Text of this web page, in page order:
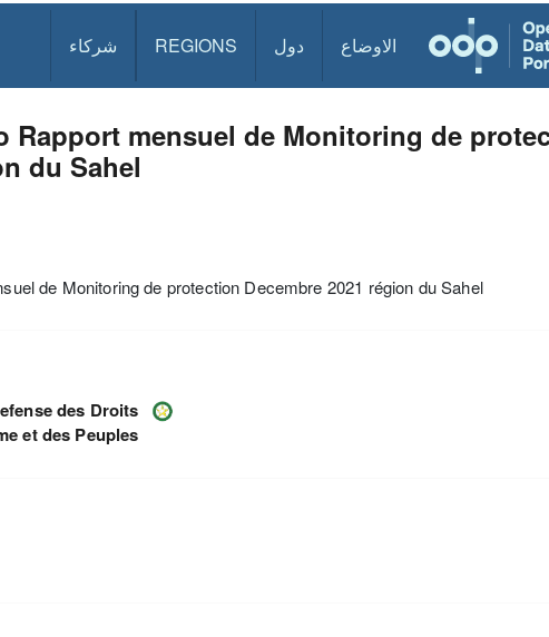
الاوضاع دول REGIONS شركاء
Rapport mensuel de Monitoring de
du Sahel
de Monitoring de protection Decembre 2021 région du Sahel
des Droits
et des Peuples